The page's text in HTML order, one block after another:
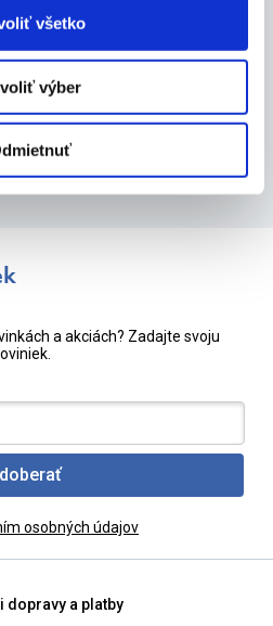
všetko
výber
a akciách? Zadajte svoju
osobných údajov
dopravy a platby